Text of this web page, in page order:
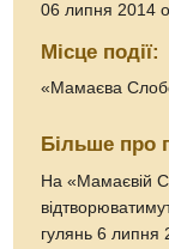
06 липня 2014
Місце події:
«Мамаєва
Більше про
На «Мамаєвій
гулянь 6 липня